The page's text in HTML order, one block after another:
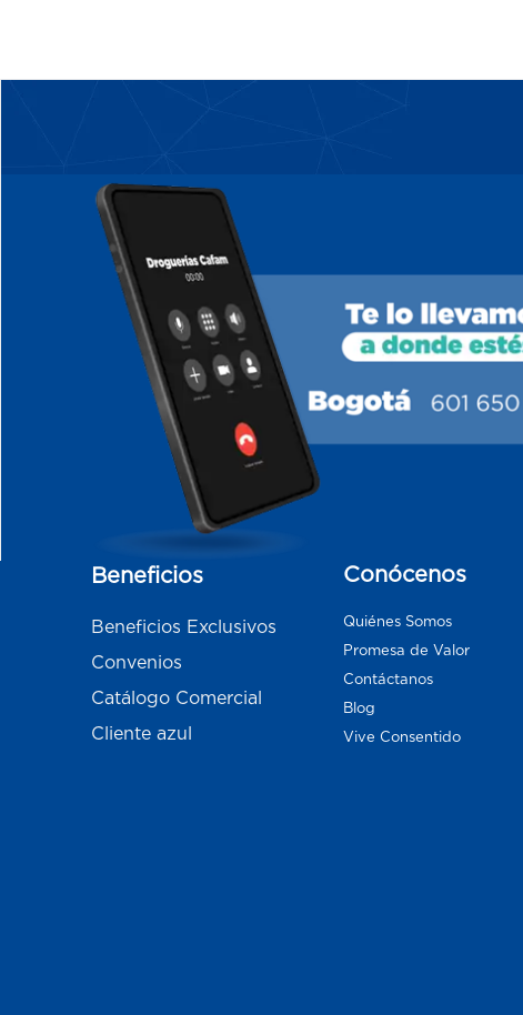
Beneficios
Beneficios Exclusivos
Convenios
Catálogo Comercial
Cliente azul
Conócenos
Quiénes Somos
Promesa de Valor
Contáctanos
Blog
Vive Consentido